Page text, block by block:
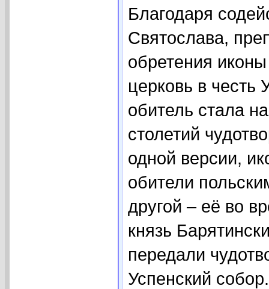
Благодаря
Святослава,
обретения
церковь в
обитель стала
столетий
одной версии,
обители
другой – её во
князь
передали
Успенский